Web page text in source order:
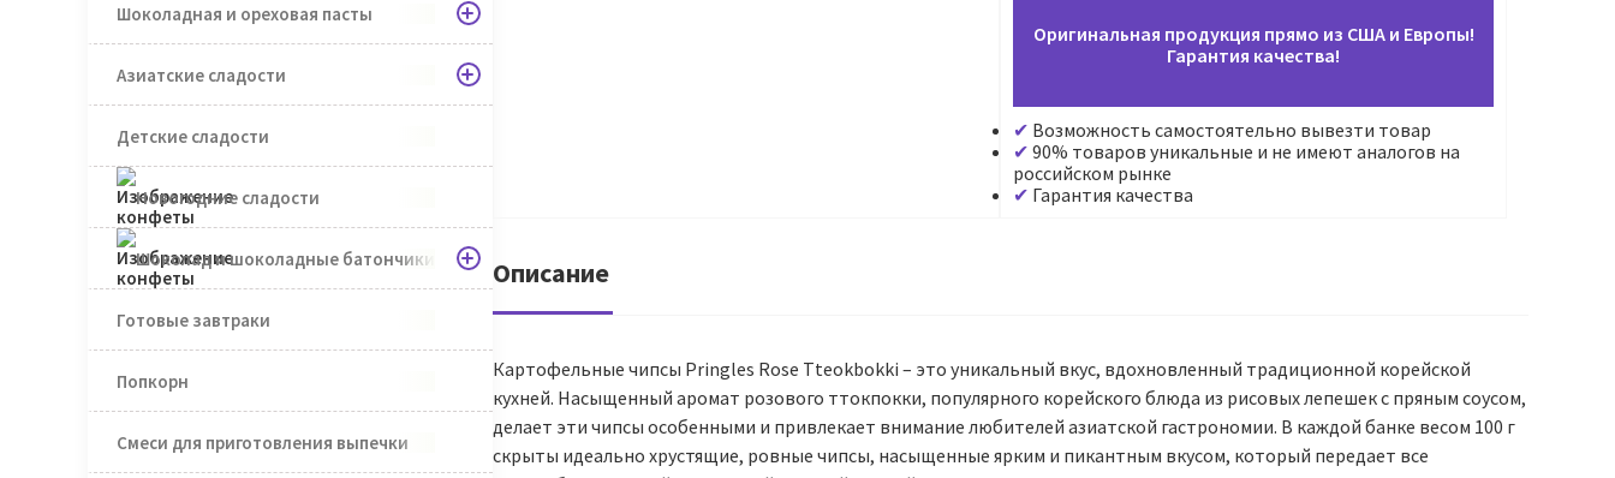
Шоколадная и ореховая пасты
Азиатские сладости
Детские сладости
Новогодние сладости
Шоколад и шоколадные батончики
Готовые завтраки
Попкорн
Смеси для приготовления выпечки
Оригинальная продукция прямо из США и Европы!
Гарантия качества!
Возможность самостоятельно вывезти товар
90% товаров уникальные и не имеют аналогов на
российском рынке
Гарантия качества
Описание
Картофельные чипсы Pringles Rose Tteokbokki – это уникальный вкус, вдохновленный традиционной корейской
кухней. Насыщенный аромат розового ттокпокки, популярного корейского блюда из рисовых лепешек с пряным соусом,
делает эти чипсы особенными и привлекает внимание любителей азиатской гастрономии. В каждой банке весом 100 г
скрыты идеально хрустящие, ровные чипсы, насыщенные ярким и пикантным вкусом, который передает все